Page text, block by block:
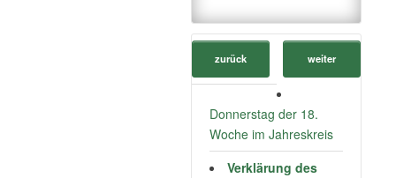
zurück weiter
Donnerstag der 18.
Woche im Jahreskreis
Verklärung des